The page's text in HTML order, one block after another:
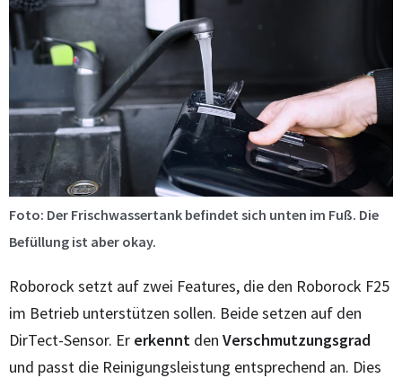
Foto: Der Frischwassertank befindet sich unten im Fuß. Die
Befüllung ist aber okay.
Roborock setzt auf zwei Features, die den Roborock F25
im Betrieb unterstützen sollen. Beide setzen auf den
DirTect-Sensor. Er erkennt den Verschmutzungsgrad
und passt die Reinigungsleistung entsprechend an. Dies